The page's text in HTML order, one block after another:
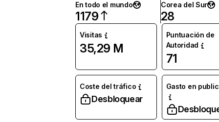
En todo el mundo
1179
Corea del Sur
28
Visitas
35,29 M
Puntuación de
Autoridad
71
Coste del tráfico
Desbloquear
Gasto en